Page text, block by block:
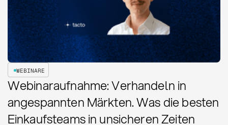
WEBINARE
Webinaraufnahme: Verhandeln in
angespannten Märkten. Was die besten
Einkaufsteams in unsicheren Zeiten